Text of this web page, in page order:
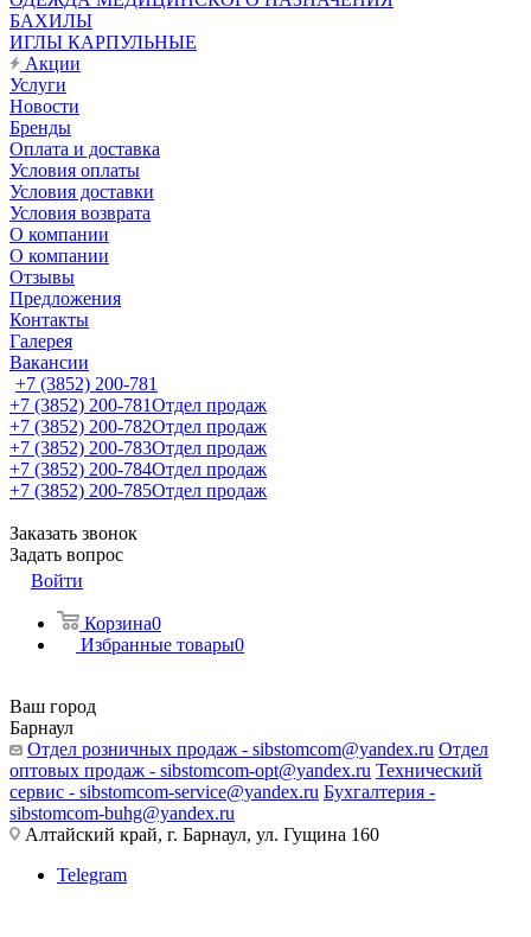
БАХИЛЫ
ИГЛЫ КАРПУЛЬНЫЕ
Акции
Услуги
Новости
Бренды
Оплата и доставка
Условия оплаты
Условия доставки
Условия возврата
О компании
О компании
Отзывы
Предложения
Контакты
Галерея
Вакансии
+7 (3852) 200-781
+7 (3852) 200-781Отдел продаж
+7 (3852) 200-782Отдел продаж
+7 (3852) 200-783Отдел продаж
+7 (3852) 200-784Отдел продаж
+7 (3852) 200-785Отдел продаж
Заказать звонок
Задать вопрос
Войти
Корзина0
Избранные товары0
Ваш город
Барнаул
Отдел розничных продаж - sibstomcom@yandex.ru Отдел
оптовых продаж - sibstomcom-opt@yandex.ru Технический
сервис - sibstomcom-service@yandex.ru Бухгалтерия -
sibstomcom-buhg@yandex.ru
Алтайский край, г. Барнаул, ул. Гущина 160
Telegram